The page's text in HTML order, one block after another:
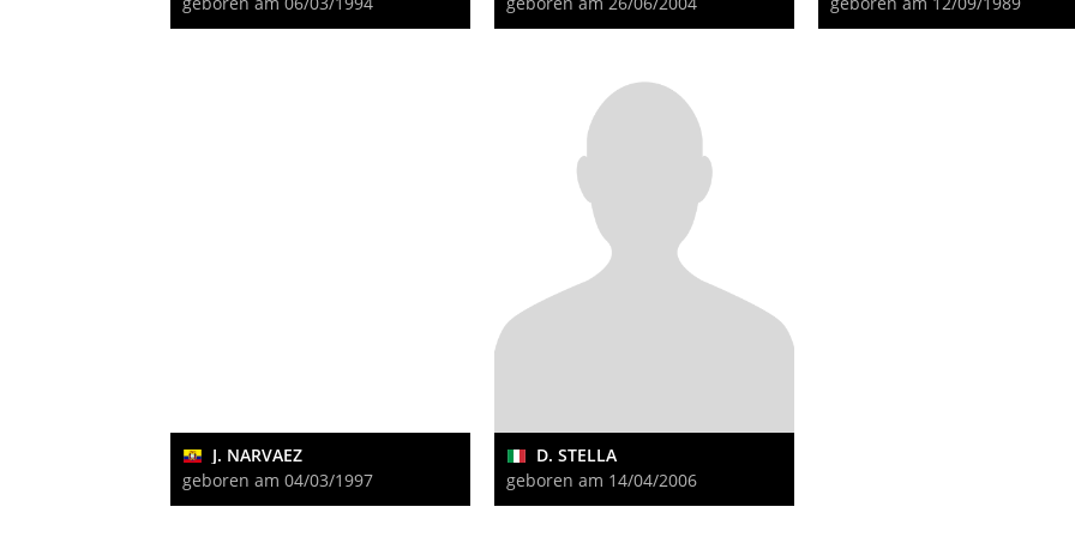
J. NARVAEZ
geboren am 04/03/1997
D. STELLA
geboren am 14/04/2006